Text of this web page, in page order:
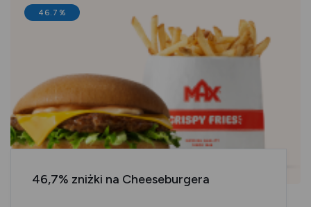
46.7%
46,7% zniżki na Cheeseburgera